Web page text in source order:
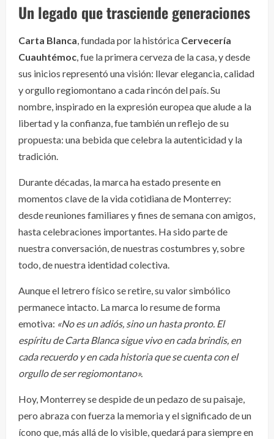
Un legado que trasciende generaciones
Carta Blanca, fundada por la histórica Cervecería
Cuauhtémoc, fue la primera cerveza de la casa, y desde
sus inicios representó una visión: llevar elegancia, calidad
y orgullo regiomontano a cada rincón del país. Su
nombre, inspirado en la expresión europea que alude a la
libertad y la confianza, fue también un reflejo de su
propuesta: una bebida que celebra la autenticidad y la
tradición.
Durante décadas, la marca ha estado presente en
momentos clave de la vida cotidiana de Monterrey:
desde reuniones familiares y fines de semana con amigos,
hasta celebraciones importantes. Ha sido parte de
nuestra conversación, de nuestras costumbres y, sobre
todo, de nuestra identidad colectiva.
Aunque el letrero físico se retire, su valor simbólico
permanece intacto. La marca lo resume de forma
emotiva: «No es un adiós, sino un hasta pronto. El
espíritu de Carta Blanca sigue vivo en cada brindis, en
cada recuerdo y en cada historia que se cuenta con el
orgullo de ser regiomontano».
Hoy, Monterrey se despide de un pedazo de su paisaje,
pero abraza con fuerza la memoria y el significado de un
ícono que, más allá de lo visible, quedará para siempre en